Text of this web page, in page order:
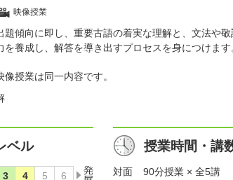
映像授業
題傾向に即し、重要古語の着実な理解と、文法や
を養成し、解答を導き出すプロセスを身につけます
像授業は同一内容です。
ベル 授業時間・講
対面
90分授業 × 全5講